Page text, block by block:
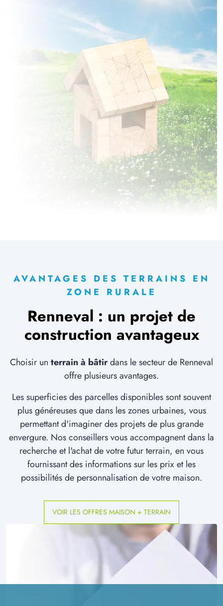
AVANTAGES DES TERRAINS EN
ZONE RURALE
Renneval : un projet de
construction avantageux
Choisir un terrain à bâtirdans le secteur de Renneval
offre plusieurs avantages.
Les superficies des parcelles disponibles sont souvent
plus généreuses que dans les zones urbaines, vous
permettant d'imaginer des projets de plus grande
envergure. Nos conseillers vous accompagnent dans la
recherche et l'achat de votre futur terrain, en vous
fournissant des informations sur les prix et les
possibilités de personnalisation de votre maison.
VOIR LES OFFRES MAISON + TERRAIN